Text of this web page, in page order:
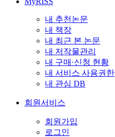
내 추천논문
내 책장
내 최근 본 논문
내 저작물관리
내 구매·신청 현황
내 서비스 사용권한
내 관심 DB
회원서비스
회원가입
로그인